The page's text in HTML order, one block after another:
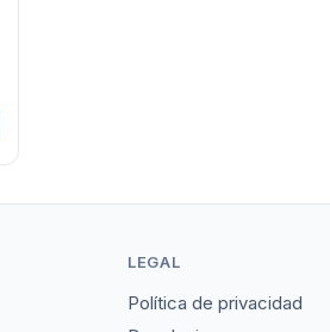
LEGAL
Política de privacidad